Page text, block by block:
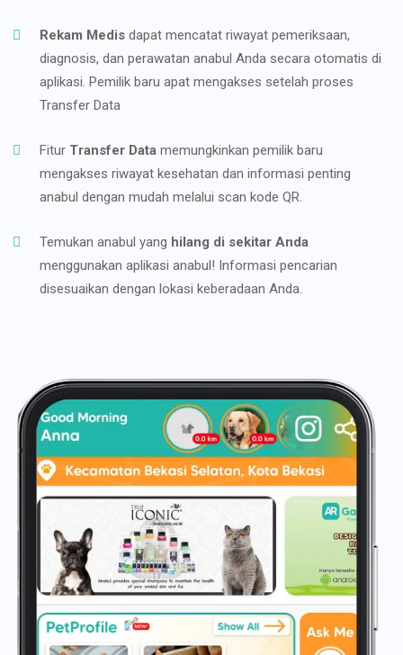
Rekam Medis dapat mencatat riwayat pemeriksaan,
diagnosis, dan perawatan anabul Anda secara otomatis di
aplikasi. Pemilik baru apat mengakses setelah proses
Transfer Data
Fitur Transfer Data memungkinkan pemilik baru
mengakses riwayat kesehatan dan informasi penting
anabul dengan mudah melalui scan kode QR.
Temukan anabul yang hilang di sekitar Anda
menggunakan aplikasi anabul! Informasi pencarian
disesuaikan dengan lokasi keberadaan Anda.